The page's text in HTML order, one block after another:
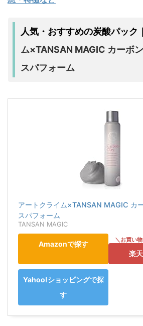
人気・おすすめの炭酸パック｜
ム×TANSAN MAGIC カーボ
スパフォーム
アートクライム×TANSAN MAGIC カ
スパフォーム
TANSAN MAGIC
Amazonで探す
楽
Yahoo!ショッピングで探
す